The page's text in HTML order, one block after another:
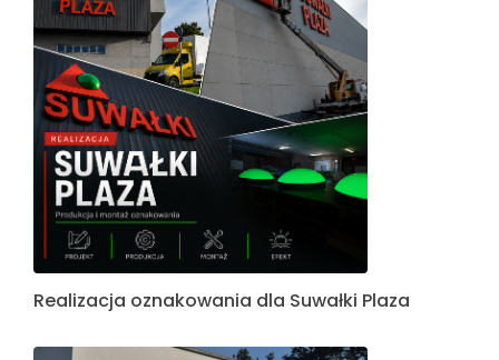
Realizacja oznakowania dla Suwałki Plaza